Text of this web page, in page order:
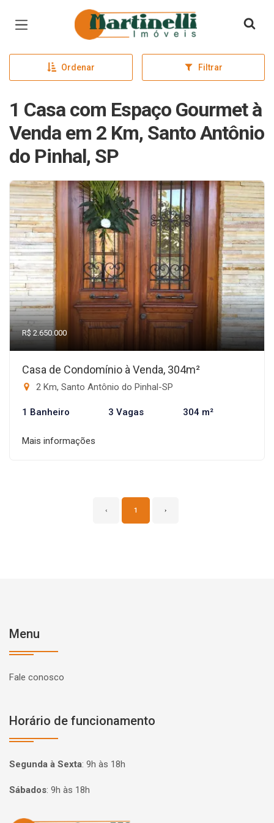
Página inicial
Ordenar Filtrar
1 Casa com Espaço Gourmet à
Venda em 2 Km, Santo Antônio
do Pinhal, SP
R$ 2.650.000
Casa de Condomínio à Venda, 304m²
2 Km, Santo Antônio do Pinhal-SP
1 Banheiro 3 Vagas 304 m²
Mais informações
‹ 1 ›
Menu
Fale conosco
Horário de funcionamento
Segunda à Sexta: 9h às 18h
Sábados: 9h às 18h